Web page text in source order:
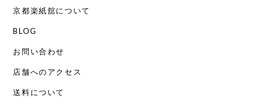
京都楽紙舘について
BLOG
お問い合わせ
店舗へのアクセス
送料について